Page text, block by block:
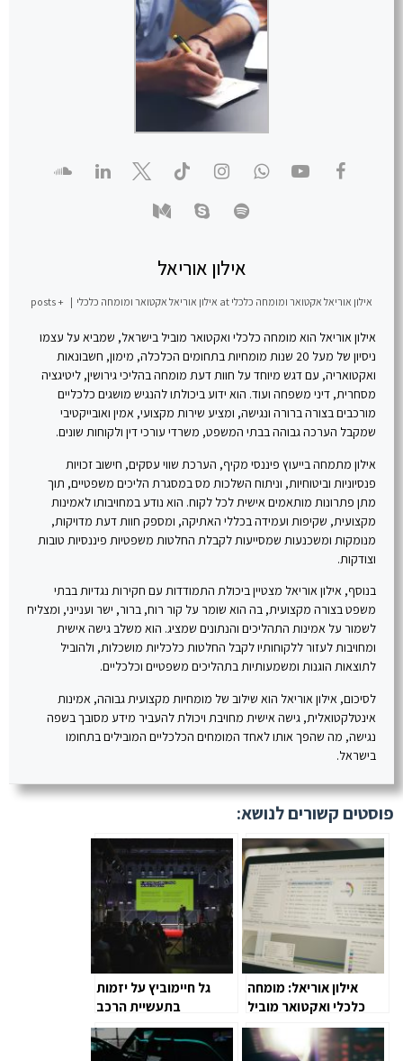
אילון אוריאל
אילון אוריאל אקטואר ומומחה כלכלי at אילון אוריאל אקטואר ומומחה כלכלי |
+ posts
אילון אוריאל הוא מומחה כלכלי ואקטואר מוביל בישראל, שמביא על עצמו
ניסיון של מעל 20 שנות מומחיות בתחומים הכלכלה, מימון, חשבונאות
ואקטואריה, עם דגש מיוחד על חוות דעת מומחה בהליכי גירושין, ליטיגציה
מסחרית, דיני משפחה ועוד. הוא ידוע ביכולתו להנגיש מושגים כלכליים
מורכבים בצורה ברורה ונגישה, ומציע שירות מקצועי, אמין ואובייקטיבי
שמקבל הערכה גבוהה בבתי המשפט, משרדי עורכי דין ולקוחות שונים.​
אילון מתמחה בייעוץ פיננסי מקיף, הערכת שווי עסקים, חישוב זכויות
פנסיוניות וביטוחיות, וניתוח השלכות מס במסגרת הליכים משפטיים, תוך
מתן פתרונות מותאמים אישית לכל לקוח. הוא נודע במחויבותו לאמינות
מקצועית, שקיפות ועמידה בכללי האתיקה, ומספק חוות דעת מדויקות,
מנומקות ומשכנעות שמסייעות לקבלת החלטות משפטיות פיננסיות טובות
וצודקות.​
בנוסף, אילון אוריאל מצטיין ביכולת התמודדות עם חקירות נגדיות בבתי
משפט בצורה מקצועית, בה הוא שומר על קור רוח, ברור, ישר וענייני, ומצליח
לשמור על אמינות התהליכים והנתונים שמציג. הוא משלב גישה אישית
ומחויבות לעזור ללקוחותיו לקבל החלטות כלכליות מושכלות, ולהוביל
לתוצאות הוגנות ומשמעותיות בתהליכים משפטיים וכלכליים.​
לסיכום, אילון אוריאל הוא שילוב של מומחיות מקצועית גבוהה, אמינות
אינטלקטואלית, גישה אישית מחויבת ויכולת להעביר מידע מסובך בשפה
נגישה, מה שהפך אותו לאחד המומחים הכלכליים המובילים בתחומו
בישראל.
פוסטים קשורים לנושא:
אילון אוריאל: מומחה
כלכלי ואקטואר מוביל
בפירוק מורכבויות
פיננסיות
גל חיימוביץ על יזמות
בתעשיית הרכב